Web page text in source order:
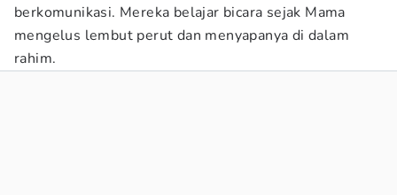
berkomunikasi. Mereka belajar bicara sejak Mama
mengelus lembut perut dan menyapanya di dalam
rahim.